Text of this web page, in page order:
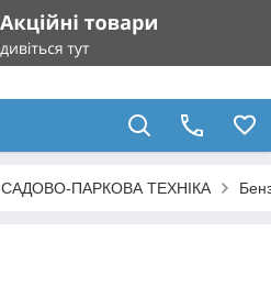
САДОВО-ПАРКОВА ТЕХНІКА